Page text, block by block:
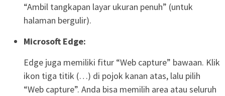
“Ambil tangkapan layar ukuran penuh” (untuk
halaman bergulir).
Microsoft Edge:
Edge juga memiliki fitur “Web capture” bawaan. Klik
ikon tiga titik (…) di pojok kanan atas, lalu pilih
“Web capture”. Anda bisa memilih area atau seluruh